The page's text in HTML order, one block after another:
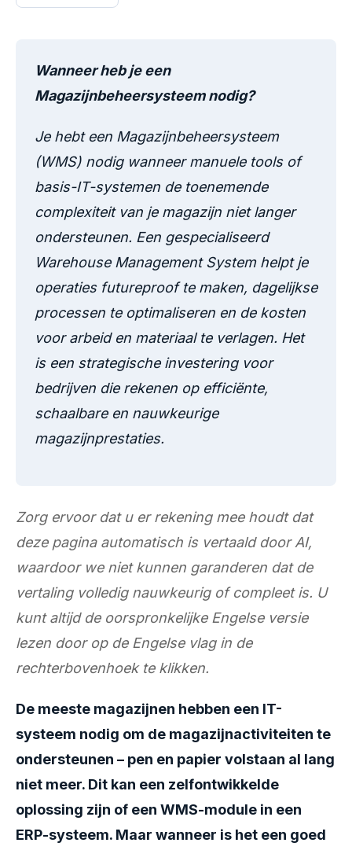
Wanneer heb je een
Magazijnbeheersysteem nodig?
Je hebt een Magazijnbeheersysteem
(WMS) nodig wanneer manuele tools of
basis-IT-systemen de toenemende
complexiteit van je magazijn niet langer
ondersteunen. Een gespecialiseerd
Warehouse Management System helpt je
operaties futureproof te maken, dagelijkse
processen te optimaliseren en de kosten
voor arbeid en materiaal te verlagen. Het
is een strategische investering voor
bedrijven die rekenen op efficiënte,
schaalbare en nauwkeurige
magazijnprestaties.
Zorg ervoor dat u er rekening mee houdt dat
deze pagina automatisch is vertaald door AI,
waardoor we niet kunnen garanderen dat de
vertaling volledig nauwkeurig of compleet is. U
kunt altijd de oorspronkelijke Engelse versie
lezen door op de Engelse vlag in de
rechterbovenhoek te klikken.
De meeste magazijnen hebben een IT-
systeem nodig om de magazijnactiviteiten te
ondersteunen – pen en papier volstaan al lang
niet meer. Dit kan een zelfontwikkelde
oplossing zijn of een WMS-module in een
ERP-systeem. Maar wanneer is het een goed